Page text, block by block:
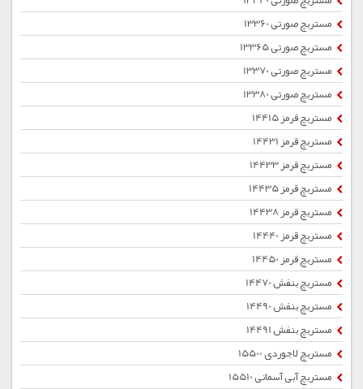
مستربچ صورتی 13360
مستربچ صورتی 13365
مستربچ صورتی 13370
مستربچ صورتی 13380
مستربچ قرمز 14415
مستربچ قرمز 14431
مستربچ قرمز 14433
مستربچ قرمز 14435
مستربچ قرمز 14438
مستربچ قرمز 14440
مستربچ قرمز 14450
مستربچ بنفش 14470
مستربچ بنفش 14490
مستربچ بنفش 14491
مستربچ لاجوردی 15500
مستربچ آبی آسمانی 15510